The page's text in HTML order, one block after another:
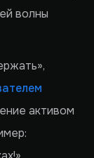
волны
активом